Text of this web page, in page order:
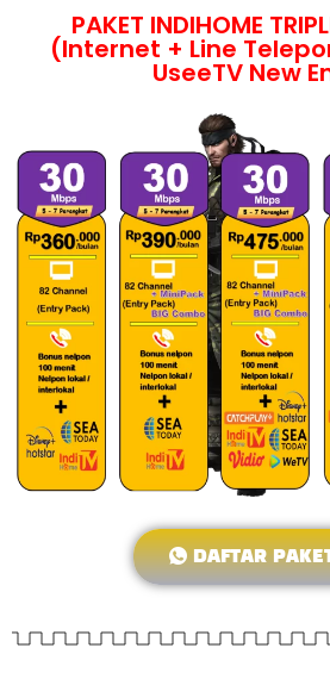
PAKET INDIHOME
(Internet + Line
UseeTV New
DAFTAR